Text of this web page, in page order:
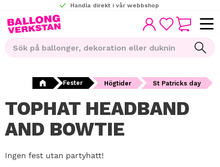
Meny
Handla direkt i vår webbshop
FAVORITER
KUNDVAGN
Fester Högtider St Patricks day
TOPHAT HEADBAND
AND BOWTIE
Ingen fest utan partyhatt!